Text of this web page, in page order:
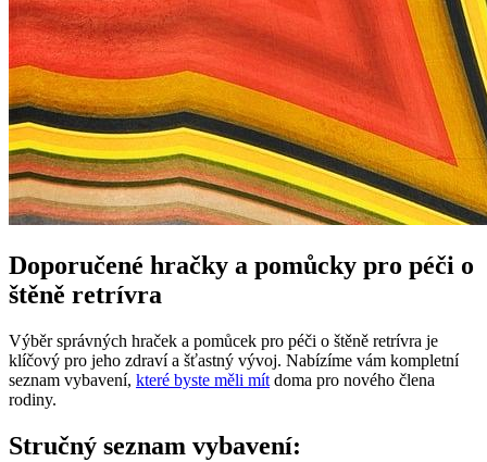
Doporučené hračky a pomůcky pro péči o
štěně retrívra
Výběr správných hraček a pomůcek pro péči o štěně retrívra je
klíčový pro jeho zdraví a šťastný vývoj. Nabízíme vám kompletní
seznam vybavení, které byste měli mít doma pro nového člena
rodiny.
Stručný seznam vybavení: